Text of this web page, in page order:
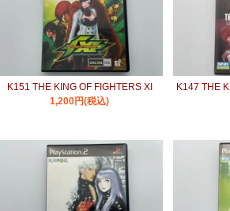
K151 THE KING OF FIGHTERS XI
1,200円(税込)
K147 THE